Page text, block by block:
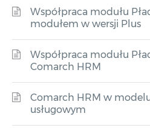
Współpraca modułu
modułem w wersji Plus
Współpraca modułu
Comarch HRM
Comarch HRM w
usługowym